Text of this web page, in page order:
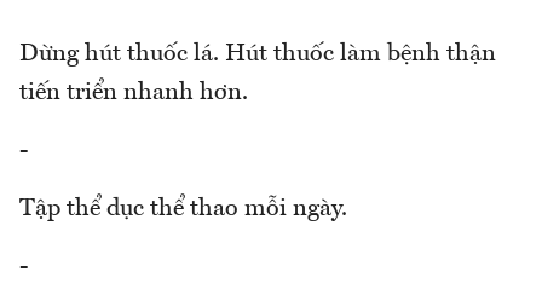
Dừng hút thuốc lá. Hút thuốc làm bệnh thận
tiến triển nhanh hơn.
-
Tập thể dục thể thao mỗi ngày.
-